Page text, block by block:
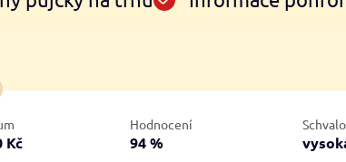
Kč
Hodnocení
94 %